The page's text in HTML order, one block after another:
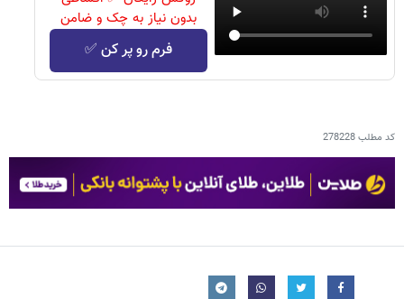
بدون نیاز به چک و ضامن
فرم رو پر کن ✅
کد مطلب278228